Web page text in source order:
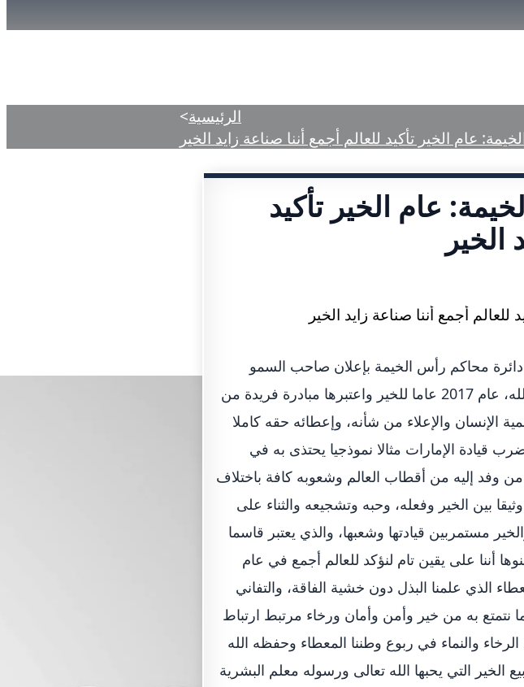
الرئيسية>
عام الخير تأكيد للعالم أجمع أننا صناعة زايد الخير
عام الخير تأكيد
الخير
محاكم رأس الخيمة بإعلان صاحب السمو
الشيخ خليفة بن زايد آل نهيان رئيس الدولة حفظه الله، عام 2017 عاما للخير واعتبرها مبادرة فريدة من
الإنسان والإعلاء من شأنه، وإعطائه حقه كاملا
قيادة الإمارات مثالا نموذجيا يحتذى به في
وفد إليه من أقطاب العالم وشعوبه كافة باختلاف
بين الخير وفعله، وحبه وتشجيعه والثناء على
مستمربين قيادتها وشعبها، والذي يعتبر قاسما
أننا على يقين تام لنؤكد للعالم أجمع في عام
الذي علمنا البذل دون خشية الفاقة، والتفاني
به من خير وأمن وأمان ورخاء مرتبط ارتباط
والنماء في ربوع وطننا المعطاء وحفظه الله
التي يحبها الله تعالى ورسوله معلم البشرية